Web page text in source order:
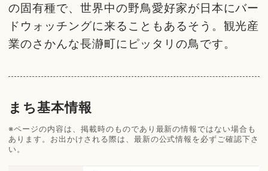
の固有種で、世界中の野鳥愛好家が日本にバー
ドウォッチングに来ることもあるそう。観光産
業のさかんな長瀞町にピッタリの鳥です。
まち基本情報
※ページの内容は、掲載時のものであり最新の情報ではない場合も
あります。お出かけされる際は、最新の公式情報を必ずご確認下さ
い。